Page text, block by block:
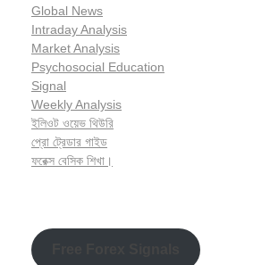
Global News
Intraday Analysis
Market Analysis
Psychosocial Education
Signal
Weekly Analysis
ইলিওট ওয়েভ থিউরি
প্রো ট্রেডার গাইড
ফরেক্স বেসিক শিখা।